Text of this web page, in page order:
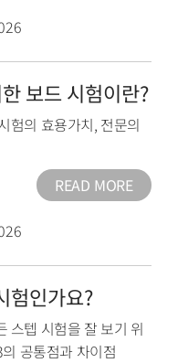
보드 시험이란?
험의 효용가치, 전문의
READ MORE
험인가요?
스텝 시험을 잘 보기 위
공통점과 차이점